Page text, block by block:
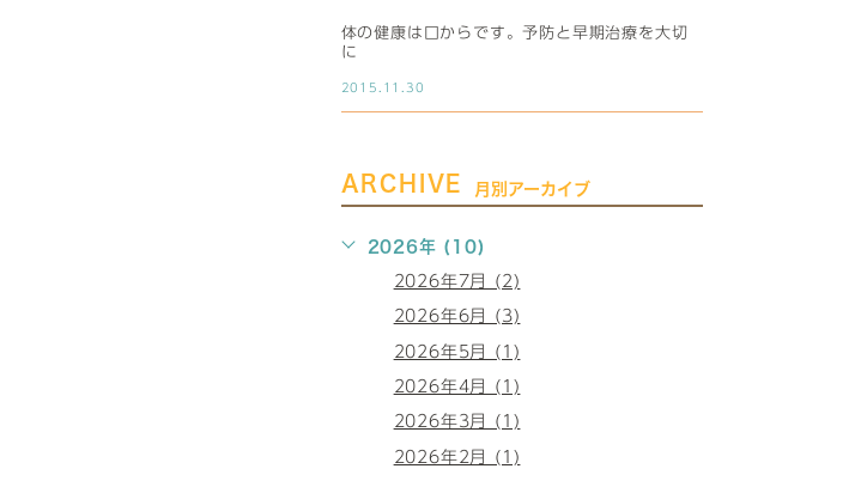
体の健康は口からです。予防と早期治療を大切
に
2015.11.30
ARCHIVE 月別アーカイブ
2026年 (10)
2026年7月 (2)
2026年6月 (3)
2026年5月 (1)
2026年4月 (1)
2026年3月 (1)
2026年2月 (1)